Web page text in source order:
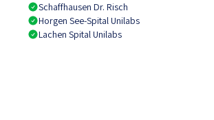
Schaffhausen Dr. Risch
Horgen See-Spital Unilabs
Lachen Spital Unilabs